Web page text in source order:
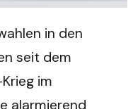
in den
seit dem
im
alarmierend